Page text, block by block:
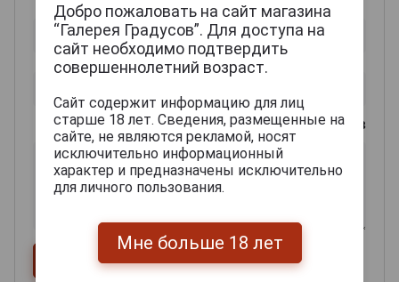
0из 2000 знаков
Добро пожаловать на сайт магазина
“Галерея Градусов”. Для доступа на
сайт необходимо подтвердить
совершеннолетний возраст.
Сайт содержит информацию для лиц
старше 18 лет. Сведения, размещенные на
сайте, не являются рекламой, носят
исключительно информационный
характер и предназначены исключительно
для личного пользования.
Мне больше 18 лет